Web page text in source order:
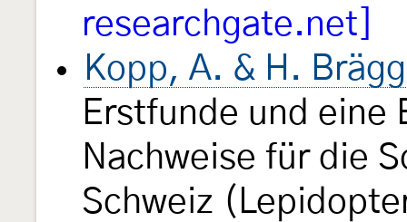
researchgate.net]
Kopp, A. & H.
Erstfunde und eine
Nachweise für die
Schweiz